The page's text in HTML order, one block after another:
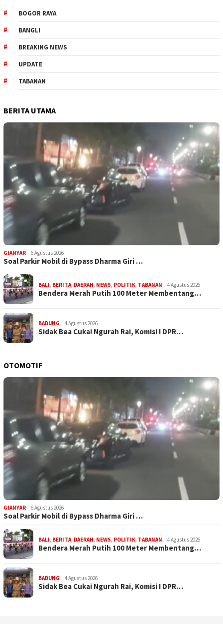
BOGOR RAYA
BANGLI
BREAKING NEWS
UPDATE
TABANAN
BERITA UTAMA
GIANYAR 6 Agustus 2026
Soal Parkir Mobil di Bypass Dharma Giri …
BALI, BERITA, DAERAH, NEWS, POLITIK, TABANAN 4 Agustus 2026
Bendera Merah Putih 100 Meter Membentang…
BADUNG 4 Agustus 2026
Sidak Bea Cukai Ngurah Rai, Komisi I DPR…
OTOMOTIF
GIANYAR 6 Agustus 2026
Soal Parkir Mobil di Bypass Dharma Giri …
BALI, BERITA, DAERAH, NEWS, POLITIK, TABANAN 4 Agustus 2026
Bendera Merah Putih 100 Meter Membentang…
BADUNG 4 Agustus 2026
Sidak Bea Cukai Ngurah Rai, Komisi I DPR…